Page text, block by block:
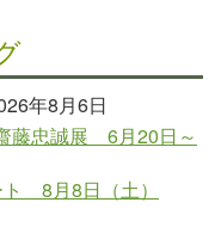
年8月6日
藤忠誠展 6月20日～
8月8日（土）